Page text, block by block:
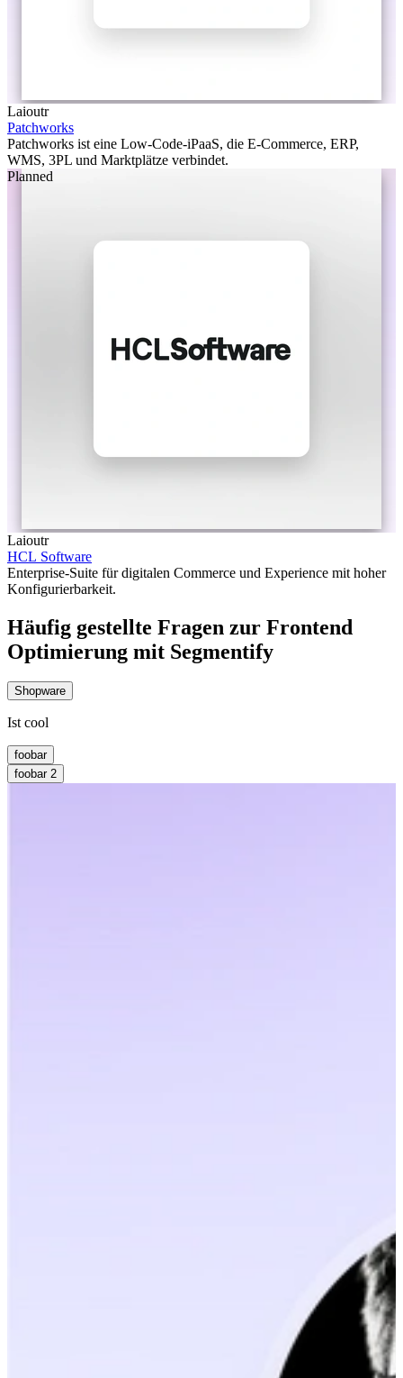
Laioutr
Patchworks
Patchworks ist eine Low-Code-iPaaS, die E-Commerce, ERP,
WMS, 3PL und Marktplätze verbindet.
Planned
Laioutr
HCL Software
Enterprise-Suite für digitalen Commerce und Experience mit hoher
Konfigurierbarkeit.
Häufig gestellte Fragen zur Frontend
Optimierung mit Segmentify
Shopware
Ist cool
foobar
foobar 2